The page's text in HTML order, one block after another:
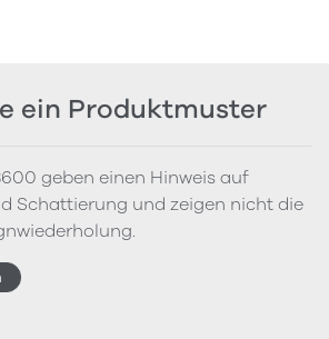
ein Produktmuster
geben einen Hinweis auf
Schattierung und zeigen nicht die